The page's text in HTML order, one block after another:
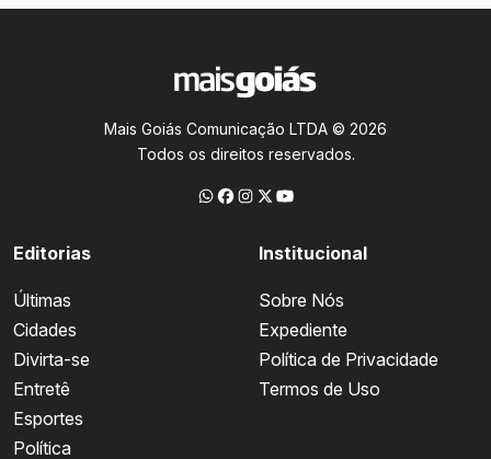
Mais Goiás Comunicação LTDA © 2026
Todos os direitos reservados.
Editorias
Últimas
Cidades
Divirta-se
Entretê
Esportes
Política
Institucional
Sobre Nós
Expediente
Política de Privacidade
Termos de Uso